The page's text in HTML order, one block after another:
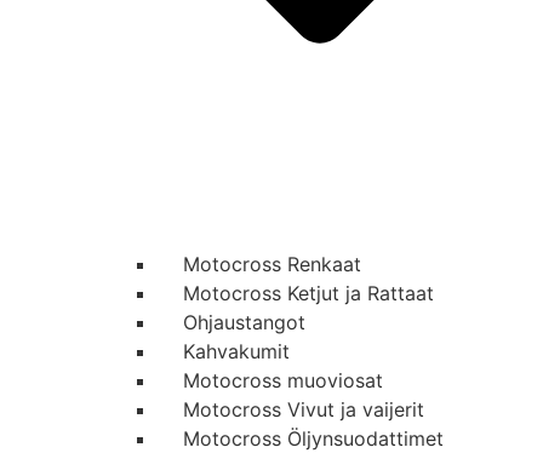
Motocross Renkaat
Motocross Ketjut ja Rattaat
Ohjaustangot
Kahvakumit
Motocross muoviosat
Motocross Vivut ja vaijerit
Motocross Öljynsuodattimet